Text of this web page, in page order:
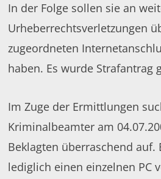
In der Folge sollen sie an
Urheberrechtsverletzungen
zugeordneten
haben. Es wurde Strafantrag
Im Zuge der Ermittlungen
Kriminalbeamter am
Beklagten überraschend auf.
lediglich einen einzelnen PC